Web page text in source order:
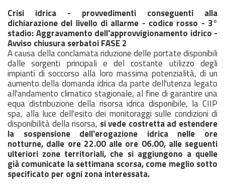
Crisi idrica - provvedimenti conseguenti alla
dichiarazione del livello di allarme - codice rosso - 3°
stadio: Aggravamento dell'approvvigionamento idrico -
Avviso chiusura serbatoi FASE 2
A causa della conclamata riduzione delle portate disponibili
dalle sorgenti principali e del costante utilizzo degli
impianti di soccorso alla loro massima potenzialità, di un
aumento della domanda idrica da parte dell'utenza legato
all'andamento climatico stagionale, al fine di garantire una
equa distribuzione della risorsa idrica disponibile, la CIIP
spa, alla luce dell'esito dei monitoraggi sulle condizioni di
disponibilità della risorsa, si vede costretta ad estendere
la sospensione dell'erogazione idrica nelle ore
notturne, dalle ore 22.00 alle ore 06.00, alle seguenti
ulteriori zone territoriali, che si aggiungono a quelle
giàcomunicate la settimana scorsa, come meglio sotto
specificato per ogni zona interessata.